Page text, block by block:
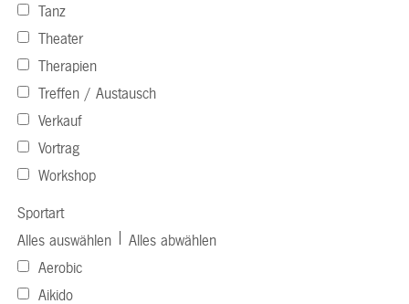
Tanz
Theater
Therapien
Treffen / Austausch
Verkauf
Vortrag
Workshop
Sportart
Alles auswählen
Alles abwählen
Aerobic
Aikido